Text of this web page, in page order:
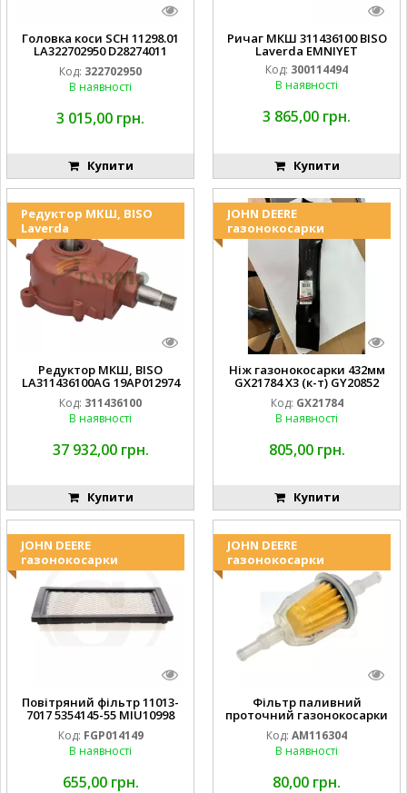
Головка коси SCH 11298.01
LA322702950 D28274011
Код: 322702950
В наявності
3 015,00 грн.
Купити
Ричаг МКШ 311436100 BISO
Laverda EMNIYET
Код: 300114494
В наявності
3 865,00 грн.
Купити
Редуктор МКШ, BISO
Laverda
Редуктор МКШ, BISO
LA311436100AG 19AP012974
Laverda EMNIYET
Код: 311436100
В наявності
37 932,00 грн.
Купити
JOHN DEERE
газонокосарки
Ніж газонокосарки 432мм
GX21784 X3 (к-т) GY20852
AM137757 AM141035
Код: GX21784
В наявності
805,00 грн.
Купити
JOHN DEERE
газонокосарки
Повітряний фільтр 11013-
7017 5354145-55 MIU10998
FGP014149
Код: FGP014149
В наявності
655,00 грн.
JOHN DEERE
газонокосарки
Фільтр паливний
проточний газонокосарки
JOHN DEERE AM116304
GY20709
Код: AM116304
В наявності
80,00 грн.